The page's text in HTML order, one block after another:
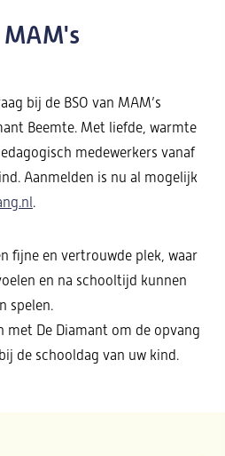
MAM's
bij de BSO van MAM’s
Beemte. Met liefde, warmte
medewerkers vanaf
Aanmelden is nu al mogelijk
.
fijne en vertrouwde plek, waar
en na schooltijd kunnen
spelen.
met De Diamant om de opvang
de schooldag van uw kind.